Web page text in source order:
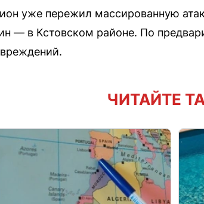
уже пережил массированную
— в Кстовском районе. По
ЧИТАЙТЕ